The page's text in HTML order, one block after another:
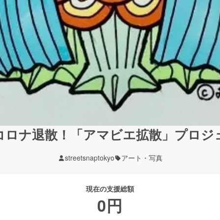
ロナ退散！「アマビエ拡散」プロジ
streetsnaptokyo アート・写真
現在の支援総額
0円